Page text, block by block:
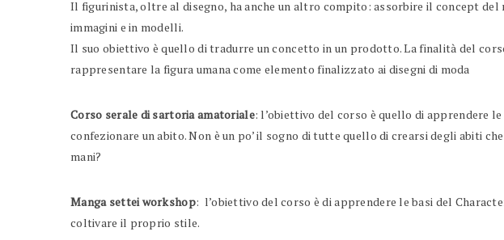
Il figurinista, oltre al disegno, ha anche un altro compito: assorbire il concept del
immagini e in modelli.
Il suo obiettivo è quello di tradurre un concetto in un prodotto. La finalità del
rappresentare la figura umana come elemento finalizzato ai disegni di moda
Corso serale di sartoria amatoriale: l’obiettivo del corso è quello di apprendere
confezionare un abito. Non è un po’ il sogno di tutte quello di crearsi degli abiti
mani?
Manga settei workshop: l’obiettivo del corso è di apprendere le basi del
coltivare il proprio stile.